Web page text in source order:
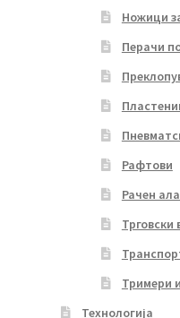
Ножици
Перачи
Рафтови
Рачен
Трговски
Тримери
Технологија